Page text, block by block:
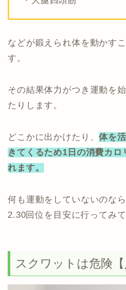
などが鍛えられ体を動かす
す。
その結果体力がつき運動を
たりします。
どこかに出かけたり、体を
きてくるため1日の消費カロ
れます。
何も運動をしていないのな
2.30回位を目安に行ってみて
スクワットは危険【